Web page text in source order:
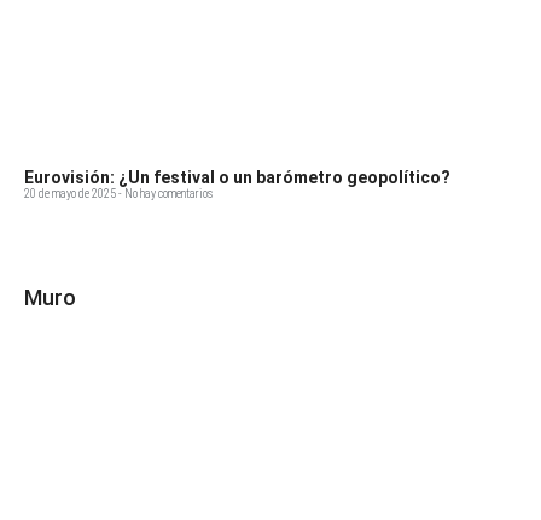
Eurovisión: ¿Un festival o un barómetro geopolítico?
20 de mayo de 2025 No hay comentarios
Muro